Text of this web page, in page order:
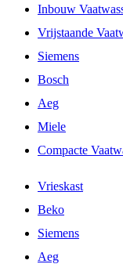
Inbouw
Vrijstaande
Siemens
Bosch
Aeg
Miele
Compacte
Vrieskast
Beko
Siemens
Aeg